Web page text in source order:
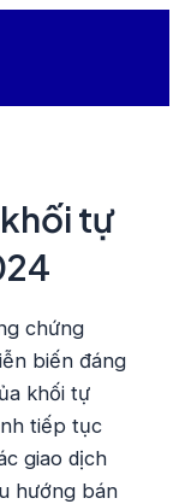
tự
chứng
biến đáng
khối tự
tiếp tục
giao dịch
hướng bán